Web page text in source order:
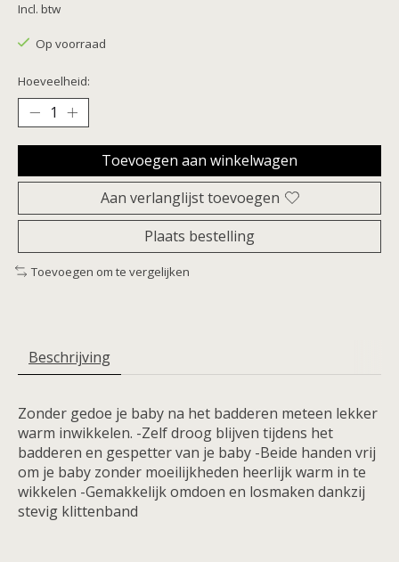
Incl. btw
Op voorraad
Hoeveelheid:
Toevoegen aan winkelwagen
Aan verlanglijst toevoegen
Plaats bestelling
Toevoegen om te vergelijken
Beschrijving
Zonder gedoe je baby na het badderen meteen lekker
warm inwikkelen. -Zelf droog blijven tijdens het
badderen en gespetter van je baby -Beide handen vrij
om je baby zonder moeilijkheden heerlijk warm in te
wikkelen -Gemakkelijk omdoen en losmaken dankzij
stevig klittenband